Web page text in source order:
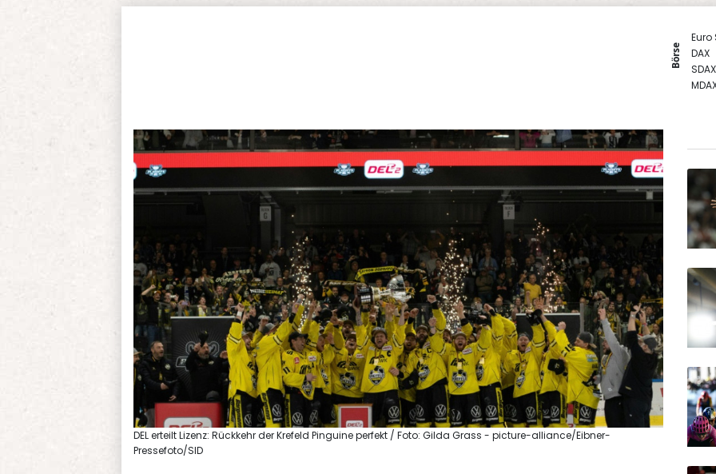
Börse
Euro
DAX
SDAX
DEL erteilt Lizenz: Rückkehr der Krefeld Pinguine perfekt / Foto: Gilda Grass - picture-alliance/Eibner-
Pressefoto/SID